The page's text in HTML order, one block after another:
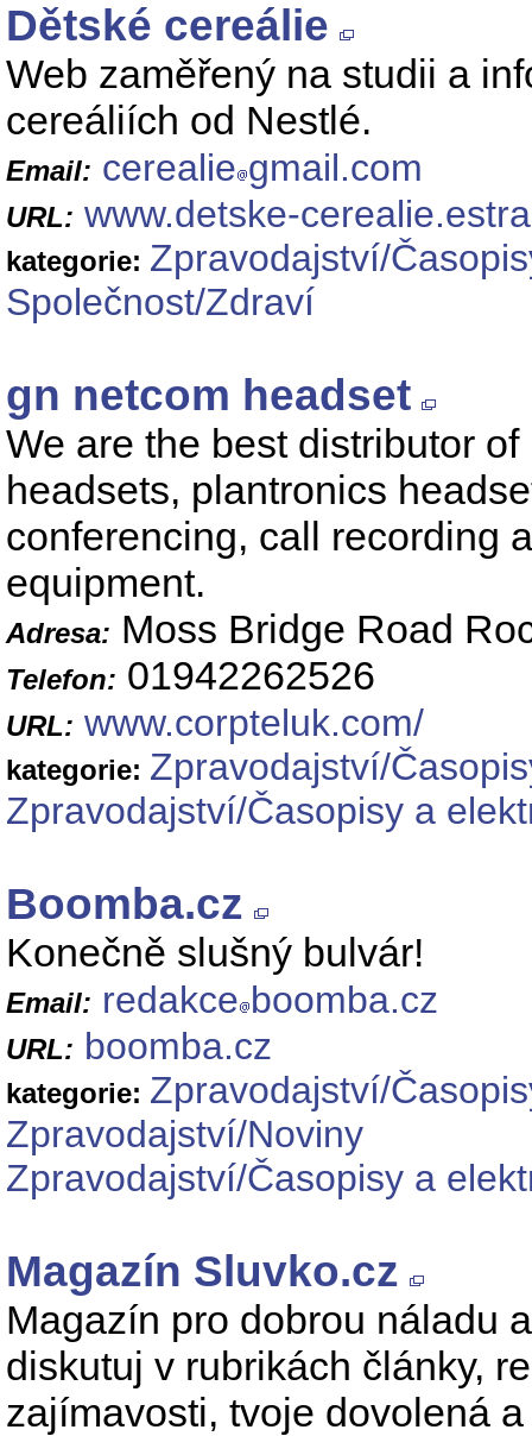
Dětské cereálie
Web zaměřený na studii a
cereáliích od Nestlé.
Email: cerealie gmail.com
URL: www.detske-
kategorie: Zpravodajství/
Společnost/Zdraví
gn netcom headset
We are the best distributor
headsets, plantronics
conferencing, call recording
equipment.
Adresa: Moss Bridge Road
Telefon: 01942262526
URL: www.corpteluk.com/
kategorie: Zpravodajství/
Zpravodajství/Časopisy a
Boomba.cz
Konečně slušný bulvár!
Email: redakce boomba.cz
URL: boomba.cz
kategorie: Zpravodajství/
Zpravodajství/Noviny
Zpravodajství/Časopisy a
Magazín Sluvko.cz
Magazín pro dobrou náladu
diskutuj v rubrikách články,
zajímavosti, tvoje dovolená